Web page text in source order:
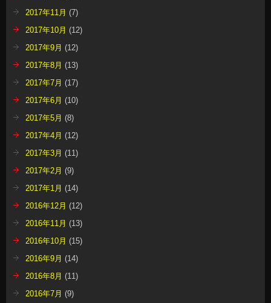
2017年11月 (7)
2017年10月 (12)
2017年9月 (12)
2017年8月 (13)
2017年7月 (17)
2017年6月 (10)
2017年5月 (8)
2017年4月 (12)
2017年3月 (11)
2017年2月 (9)
2017年1月 (14)
2016年12月 (12)
2016年11月 (13)
2016年10月 (15)
2016年9月 (14)
2016年8月 (11)
2016年7月 (9)